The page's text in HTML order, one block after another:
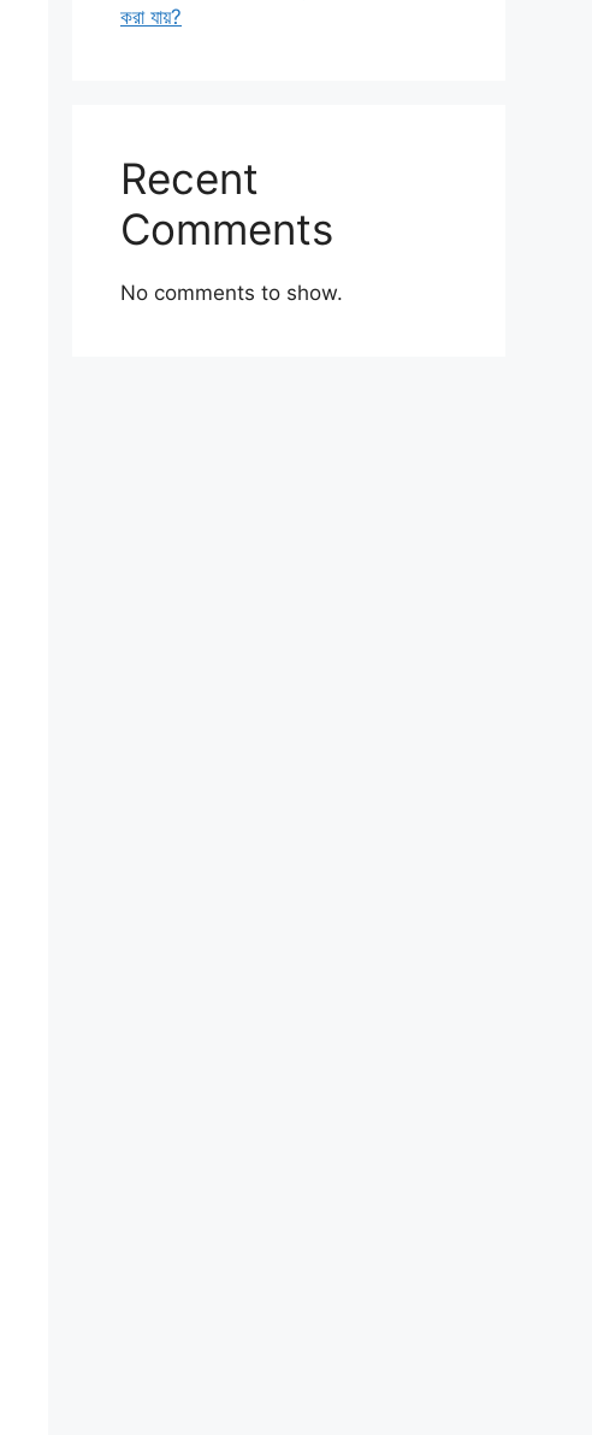
করা যায়?
Recent
Comments
No comments to show.